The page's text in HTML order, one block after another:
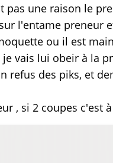
pas une raison le
l'entame preneur
ou il est
vais lui obeir à la
refus des piks, et
, si 2 coupes c'est